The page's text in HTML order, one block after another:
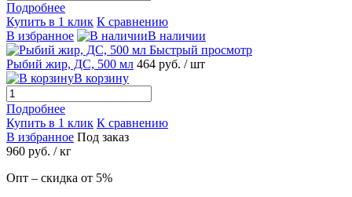
Подробнее
Купить в 1 клик К сравнению
В избранное
В наличии
Быстрый просмотр
Рыбий жир, ДС, 500 мл 464 руб. / шт
В корзину
Подробнее
Купить в 1 клик К сравнению
В избранное Под заказ
960 руб. / кг
Опт – скидка от 5%